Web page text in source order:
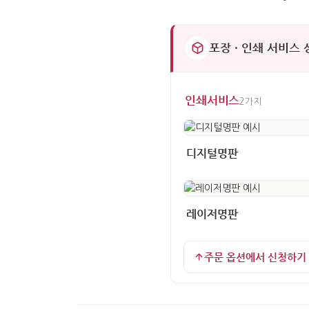
포장 · 인쇄 서비스
인쇄서비스2가지
디지털명판
레이저명판
주문 옵션에서 신청하기